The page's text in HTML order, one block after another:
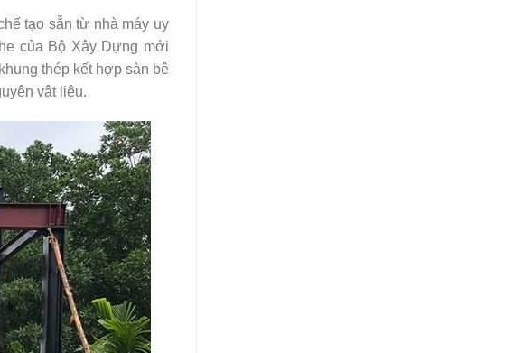
tạo sẵn từ nhà máy uy
của Bộ Xây Dựng mới
thép kết hợp sàn bê
vật liệu.